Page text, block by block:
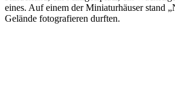
eines. Auf einem der Miniaturhäuser stand
Gelände fotografieren durften.